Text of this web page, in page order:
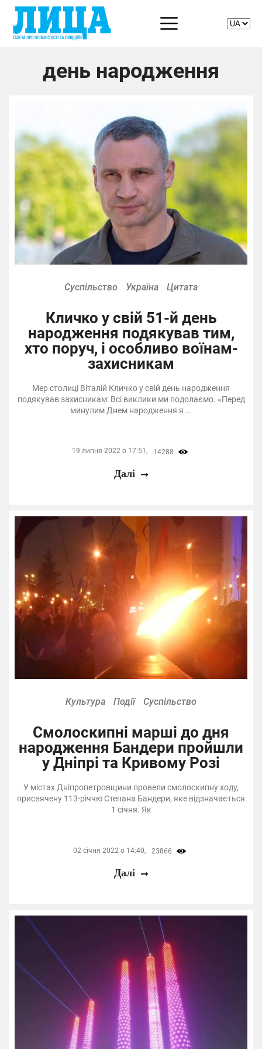
день народження
Суспільство Україна Цитата
Кличко у свій 51-й день
народження подякував тим,
хто поруч, і особливо воїнам-
захисникам
Мер столиці Віталій Кличко у свій день народження
подякував захисникам: Всі виклики ми подолаємо. «Перед
минулим Днем народження я ...
19 липня 2022 о 17:51, 14288
Далі
Культура Події Суспільство
Смолоскипні марші до дня
народження Бандери пройшли
у Дніпрі та Кривому Розі
У містах Дніпропетровщини провели смолоскипну ходу,
присвячену 113-річчю Степана Бандери, яке відзначається
1 січня. Як
02 січня 2022 о 14:40, 23866
Далі